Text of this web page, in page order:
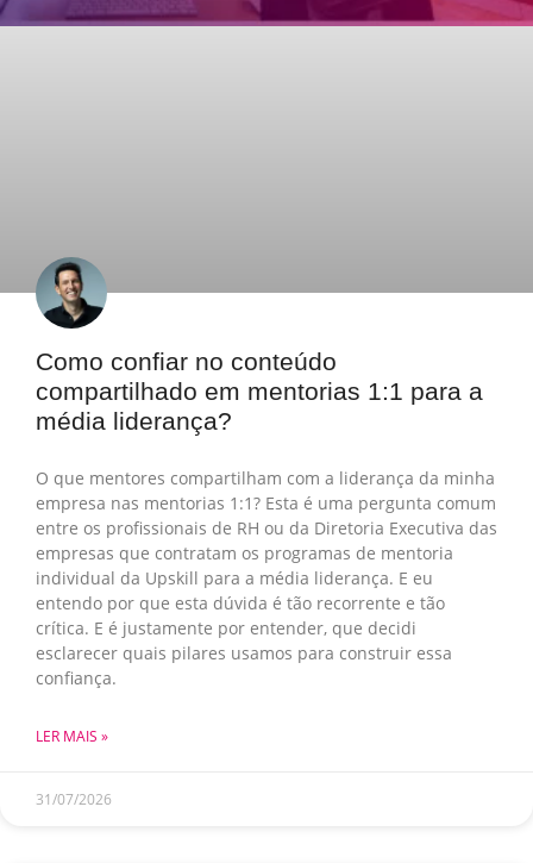
Como confiar no conteúdo
compartilhado em mentorias 1:1 para a
média liderança?
O que mentores compartilham com a liderança da minha
empresa nas mentorias 1:1? Esta é uma pergunta comum
entre os profissionais de RH ou da Diretoria Executiva das
empresas que contratam os programas de mentoria
individual da Upskill para a média liderança. E eu
entendo por que esta dúvida é tão recorrente e tão
crítica. E é justamente por entender, que decidi
esclarecer quais pilares usamos para construir essa
confiança.
LER MAIS »
31/07/2026